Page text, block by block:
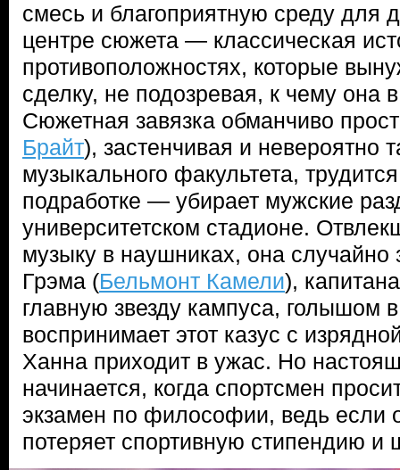
смесь и благоприятную среду для
центре сюжета — классическая
противоположностях, которые
сделку, не подозревая, к чему она
Сюжетная завязка обманчиво
Брайт), застенчивая и невероятно
музыкального факультета,
подработке — убирает мужские
университетском стадионе.
музыку в наушниках, она случайно
Грэма (Бельмонт Камели),
главную звезду кампуса, голышом
воспринимает этот казус с
Ханна приходит в ужас. Но
начинается, когда спортсмен
экзамен по философии, ведь если
потеряет спортивную стипендию